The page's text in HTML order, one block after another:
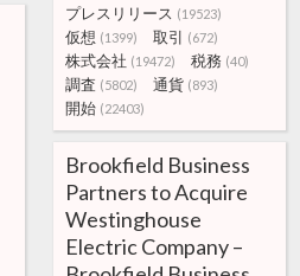
プレスリリース (19523)
仮想 (1399) 取引 (672)
株式会社 (19472) 税務 (40)
調査 (5802) 通貨 (893)
開始 (22403)
Brookfield Business
Partners to Acquire
Westinghouse
Electric Company –